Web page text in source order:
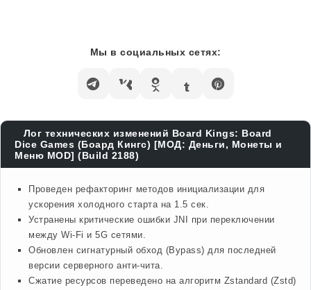
Мы в социальных сетях:
Лог технических изменений Board Kings: Board
Dice Games (Боард Кингс) [МОД: Деньги, Монеты и
Меню MOD] (Build 2188)
Проведен рефакторинг методов инициализации для
ускорения холодного старта на 1.5 сек.
Устранены критические ошибки JNI при переключении
между Wi-Fi и 5G сетями.
Обновлен сигнатурный обход (Bypass) для последней
версии серверного анти-чита.
Сжатие ресурсов переведено на алгоритм Zstandard (Zstd)